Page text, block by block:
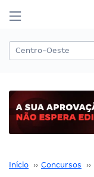
Início ›› Concursos ››